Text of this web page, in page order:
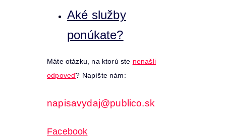
Aké služby
ponúkate?
Máte otázku, na ktorú ste nenašli
odpoveď? Napíšte nám:
napisavydaj@publico.sk
Facebook